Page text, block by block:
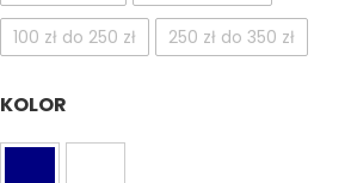
100 zł do 250 zł 250 zł do 350 zł
KOLOR